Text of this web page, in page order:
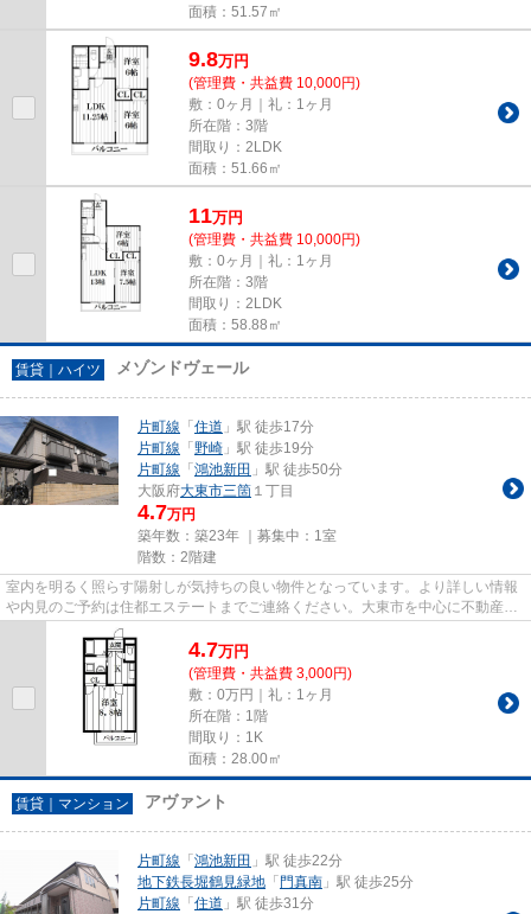
面積：51.57㎡
9.8万円
(管理費・共益費 10,000円)
敷：0ヶ月｜礼：1ヶ月
所在階：3階
間取り：2LDK
面積：51.66㎡
11万円
(管理費・共益費 10,000円)
敷：0ヶ月｜礼：1ヶ月
所在階：3階
間取り：2LDK
面積：58.88㎡
賃貸｜ハイツ メゾンドヴェール
片町線 「 住道 」駅 徒歩17分
片町線 「 野崎 」駅 徒歩19分
片町線 「 鴻池新田 」駅 徒歩50分
大阪府大東市三箇 １丁目
4.7万円
築年数：築23年 ｜募集中： 1室
階数：2階建
室内を明るく照らす陽射しが気持ちの良い物件となっています。より詳しい情報
や内見のご予約は住都エステートまでご連絡ください。大東市を中心に不動産情
報を数多くご紹介しています。
4.7万円
(管理費・共益費 3,000円)
敷：0万円｜礼：1ヶ月
所在階：1階
間取り：1K
面積：28.00㎡
賃貸｜マンション アヴァント
片町線 「 鴻池新田 」駅 徒歩22分
地下鉄長堀鶴見緑地 「 門真南 」駅 徒歩25分
片町線 「 住道 」駅 徒歩31分